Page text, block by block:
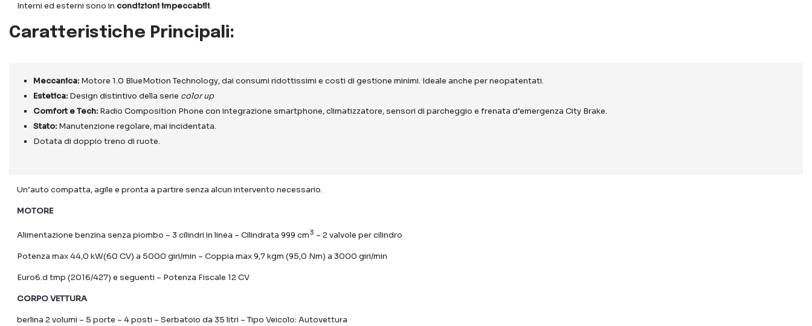
Interni ed esterni sono in condizioni impeccabili.
Caratteristiche Principali:
Meccanica: Motore 1.0 BlueMotion Technology, dai consumi ridottissimi e costi di gestione minimi. Ideale anche per neopatentati.
Estetica: Design distintivo della serie color up
Comfort e Tech: Radio Composition Phone con integrazione smartphone, climatizzatore, sensori di parcheggio e frenata d’emergenza City Brake.
Stato: Manutenzione regolare, mai incidentata.
Dotata di doppio treno di ruote.
Un’auto compatta, agile e pronta a partire senza alcun intervento necessario.
MOTORE
Alimentazione benzina senza piombo – 3 cilindri in linea – Cilindrata 999 cm3 – 2 valvole per cilindro
Potenza max 44,0 kW(60 CV) a 5000 giri/min – Coppia max 9,7 kgm (95,0 Nm) a 3000 giri/min
Euro6.d tmp (2016/427) e seguenti – Potenza Fiscale 12 CV
CORPO VETTURA
berlina 2 volumi – 5 porte – 4 posti – Serbatoio da 35 litri – Tipo Veicolo: Autovettura